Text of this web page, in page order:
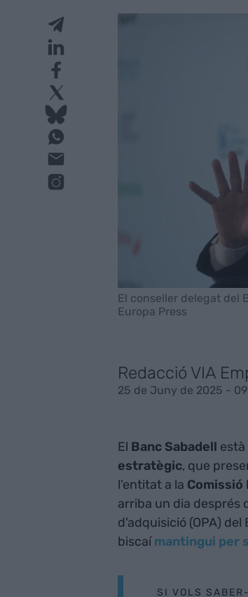
El conseller delegat del
Europa Press
Redacció VIA
25 de Juny de 2025 -
El Banc Sabadell està
estratègic, que
l'entitat a la Comissió
arriba un dia després
d'adquisició (OPA)
biscaímantingui per
SI VOLS